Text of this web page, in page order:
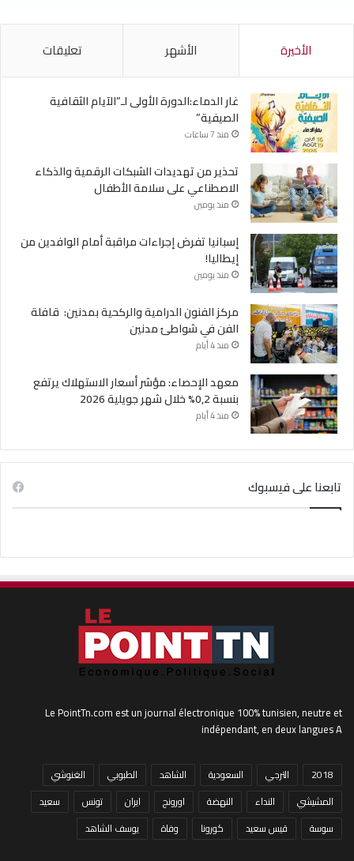
الأخيرة الأشهر تعليقات
غار الدماء:الدورة الأولى لـ”الآيام الثقافية
الصيفية”
منذ 7 ساعات
تحذير من تهديدات الشبكات الرقمية والذكاء
الاصطناعي على سلامة الأطفال
منذ يومين
إسبانيا تفرض إجراءات مراقبة أمام الوافدين من
إيطاليا!
منذ يومين
مركز الفنون الدرامية والركحية بمدنين: قافلة
الفن في شواطئ مدنين
منذ 4 أيام
معهد الإحصاء: مؤشر أسعار الاستهلاك يرتفع
بنسبة 0,2% خلال شهر جويلية 2026
منذ 4 أيام
تابعنا على فيسبوك
Le PointTn.com est un journal électronique 100% tunisien, neutre et
indépendant, en deux langues A
2018 الترجي السعودية الشاهد الطبوبي
الغنوشي
المشيشي
النداء النهضة اورونج ايران تونس
سعيد
سوسة
قيس سعيد كورونا وفاة يوسف الشاهد